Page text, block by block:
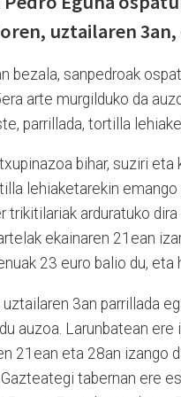
uztailaren
bezala, sanpedroak
arte murgilduko da
parrillada, tortilla
bihar, suziri eta
lehiaketarekin
trikitilariak arduratuko
ekainaren 21ean
23 euro balio du, eta
3an parrillada
auzoa. Larunbatean
21ean eta 28an izango
tabernan ere